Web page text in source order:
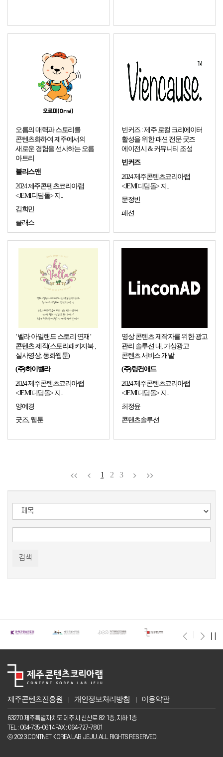
오름의 매력과 스토리를
콘텐츠화하여 제주에서의
새로운 경험을 선사하는 오름
아트리
블리스앤
2024 제주콘텐츠코리아랩
<JEMI디딤돌> 지..
김희민
클래스
빈커즈 : 제주 로컬 크리에이터
활성을 위한 패션 전문 굿즈
에이전시 & 커뮤니티 조성
빈커즈
2024 제주콘텐츠코리아랩
<JEMI디딤돌> 지..
문정빈
패션
‘벨라 아일랜드 스토리 연재‘
콘텐츠 제작(스토리패키지북 ,
실사영상, 동화웹툰)
(주)하이벨라
2024 제주콘텐츠코리아랩
<JEMI디딤돌> 지..
양예경
굿즈, 웹툰
영상 콘텐츠 제작자를 위한 광고
관리 솔루션 내, 가상광고
콘텐츠 서비스 개발
(주)링컨애드
2024 제주콘텐츠코리아랩
<JEMI디딤돌> 지..
최정윤
콘텐츠솔루션
1 2 3
검색타입
검색
제주콘텐츠진흥원 개인정보처리방침 이용약관
63270 제주특별자치도 제주시 신산로 82 1층, 지하 1층
TEL : 064-735-0614 FAX : 064-727-7801
ⓒ 2023 CONTNET KOREA LAB JEJU. ALL RIGHTS RESERVED.